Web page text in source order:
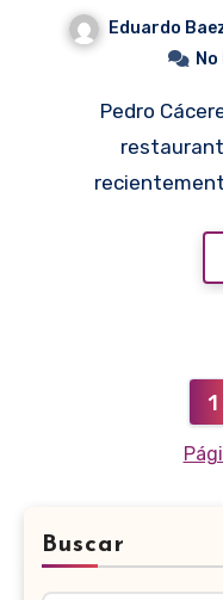
Eduardo
Pedro Cáceres, chef propietario del
Paginación
1
Buscar